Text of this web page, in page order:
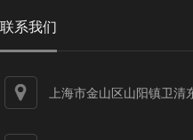
联系我们
上海市金山区山阳镇卫清